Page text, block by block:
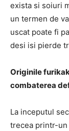
exista si soiuri
un termen de
uscat poate fi
desi isi pierde
Originile
combaterea
La inceputul
trecea printr-un